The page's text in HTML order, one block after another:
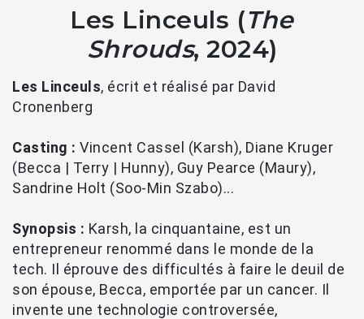
Les Linceuls (The
Shrouds, 2024)
Les Linceuls, écrit et réalisé par David
Cronenberg
Casting : Vincent Cassel (Karsh), Diane Kruger
(Becca | Terry | Hunny), Guy Pearce (Maury),
Sandrine Holt (Soo-Min Szabo)...
Synopsis : Karsh, la cinquantaine, est un
entrepreneur renommé dans le monde de la
tech. Il éprouve des difficultés à faire le deuil de
son épouse, Becca, emportée par un cancer. Il
invente une technologie controversée,